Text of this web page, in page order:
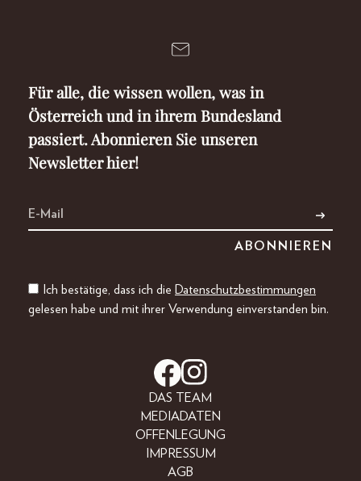
Für alle, die wissen wollen, was in
Österreich und in ihrem Bundesland
passiert. Abonnieren Sie unseren
Newsletter hier!
Ich bestätige, dass ich die Datenschutzbestimmungen
gelesen habe und mit ihrer Verwendung einverstanden bin.
DAS TEAM
MEDIADATEN
OFFENLEGUNG
IMPRESSUM
AGB